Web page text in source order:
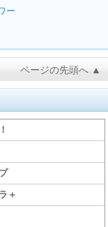
ー
ページの先頭へ ▲
＋